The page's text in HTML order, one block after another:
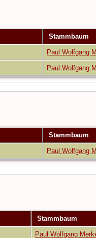
Stammbaum
Paul Wolfgang
Paul Wolfgang
Stammbaum
Paul Wolfgang
Stammbaum
Paul Wolfgang